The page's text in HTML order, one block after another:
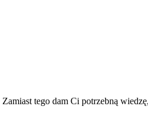
Zamiast tego dam Ci potrzebną